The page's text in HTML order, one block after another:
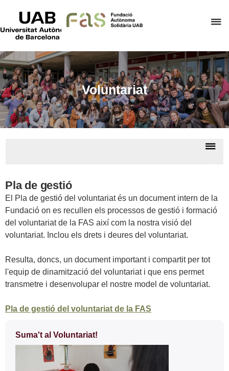
el
Voluntariat
Pla de gestió
El Pla de gestió del voluntariat és un document intern de la
Fundació on es recullen els processos de gestió i formació
del voluntariat de la FAS així com la nostra visió del
voluntariat. Inclou els drets i deures del voluntariat.
Resulta, doncs, un document important i compartit per tot
l'equip de dinamització del voluntariat i que ens permet
transmetre i desenvolupar el nostre model de voluntariat.
Pla de gestió del voluntariat de la FAS
complementària
Suma't al Voluntariat!